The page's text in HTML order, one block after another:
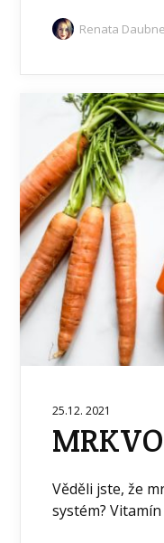
Renata
25.12. 2021
Věděli jste, že
systém? Vitamín